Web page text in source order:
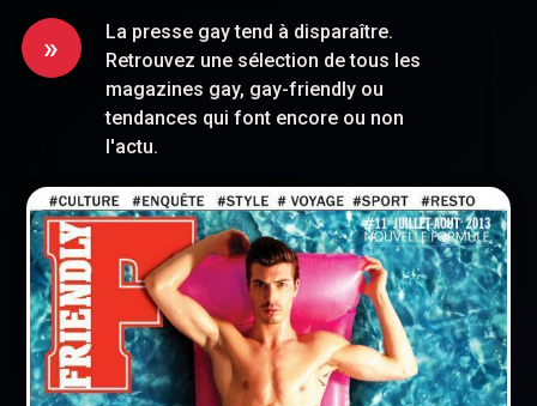
La presse gay tend à disparaître.
Retrouvez une sélection de tous les
magazines gay, gay-friendly ou
tendances qui font encore ou non
l'actu.